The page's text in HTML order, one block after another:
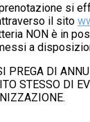
prenotazione si
il sito
NON è in
a
PREGA DI
STESSO DI